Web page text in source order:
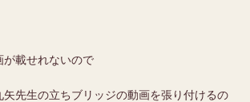
が載せれないので
矢先生の立ちブリッジの動画を張り付けるの